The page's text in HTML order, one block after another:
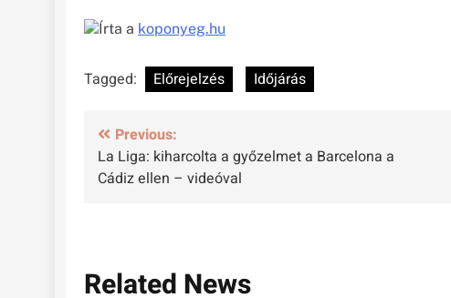
Írta a koponyeg.hu
Tagged: Előrejelzés Időjárás
Bejegyzés
navigáció
Previous:
La Liga: kiharcolta a győzelmet a Barcelona a
Cádiz ellen – videóval
Related News